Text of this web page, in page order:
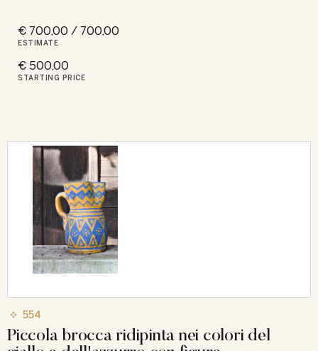
€ 700,00 / 700,00
ESTIMATE
€ 500,00
STARTING PRICE
554
Piccola brocca ridipinta nei colori del